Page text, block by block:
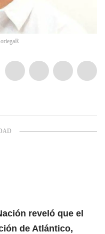
reveló que el
de Atlántico,